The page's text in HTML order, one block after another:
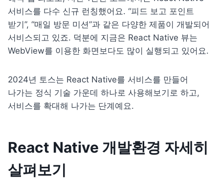
서비스를 다수 신규 런칭했어요. “피드 보고 포인트
받기”, “매일 방문 미션”과 같은 다양한 제품이 개발되어
서비스되고 있죠. 덕분에 지금은 React Native 뷰는
WebView를 이용한 화면보다도 많이 실행되고 있어요.
2024년 토스는 React Native를 서비스를 만들어
나가는 정식 기술 가운데 하나로 사용해보기로 하고,
서비스를 확대해 나가는 단계예요.
React Native 개발환경 자세히
살펴보기